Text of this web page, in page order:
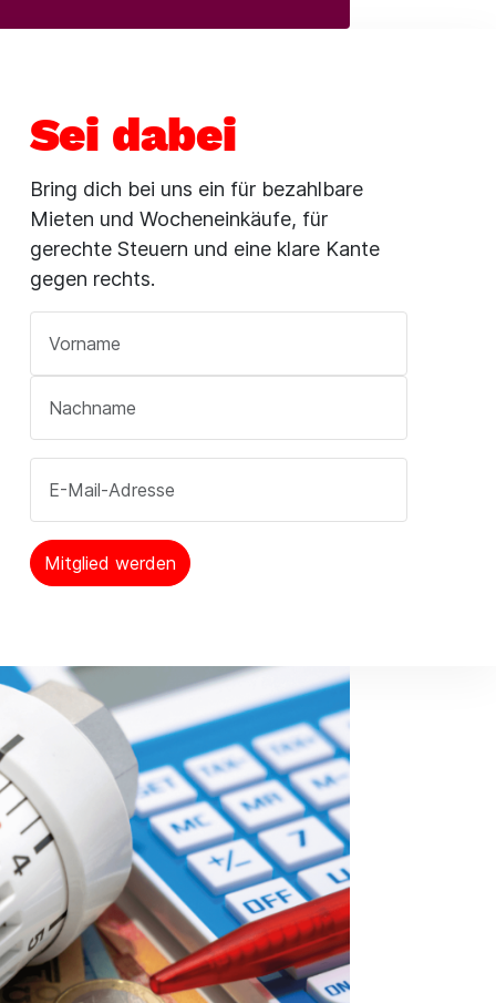
Sei dabei
Bring dich bei uns ein für bezahlbare
Mieten und Wocheneinkäufe, für
gerechte Steuern und eine klare Kante
gegen rechts.